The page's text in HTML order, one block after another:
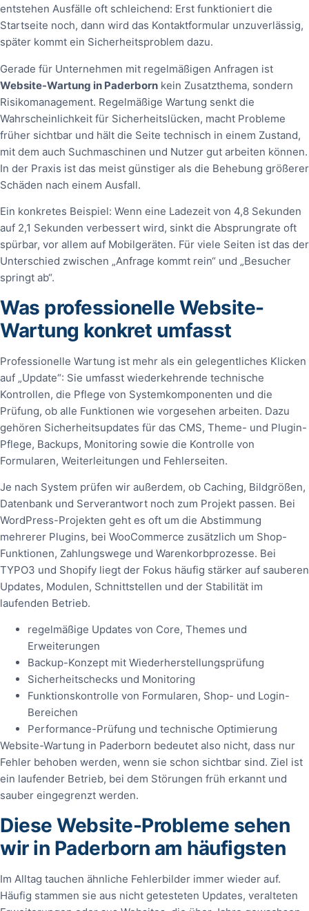
entstehen Ausfälle oft schleichend: Erst funktioniert die
Startseite noch, dann wird das Kontaktformular unzuverlässig,
später kommt ein Sicherheitsproblem dazu.
Gerade für Unternehmen mit regelmäßigen Anfragen ist
Website-Wartung in Paderborn kein Zusatzthema, sondern
Risikomanagement. Regelmäßige Wartung senkt die
Wahrscheinlichkeit für Sicherheitslücken, macht Probleme
früher sichtbar und hält die Seite technisch in einem Zustand,
mit dem auch Suchmaschinen und Nutzer gut arbeiten können.
In der Praxis ist das meist günstiger als die Behebung größerer
Schäden nach einem Ausfall.
Ein konkretes Beispiel: Wenn eine Ladezeit von 4,8 Sekunden
auf 2,1 Sekunden verbessert wird, sinkt die Absprungrate oft
spürbar, vor allem auf Mobilgeräten. Für viele Seiten ist das der
Unterschied zwischen „Anfrage kommt rein“ und „Besucher
springt ab“.
Was professionelle Website-
Wartung konkret umfasst
Professionelle Wartung ist mehr als ein gelegentliches Klicken
auf „Update“: Sie umfasst wiederkehrende technische
Kontrollen, die Pflege von Systemkomponenten und die
Prüfung, ob alle Funktionen wie vorgesehen arbeiten. Dazu
gehören Sicherheitsupdates für das CMS, Theme- und Plugin-
Pflege, Backups, Monitoring sowie die Kontrolle von
Formularen, Weiterleitungen und Fehlerseiten.
Je nach System prüfen wir außerdem, ob Caching, Bildgrößen,
Datenbank und Serverantwort noch zum Projekt passen. Bei
WordPress-Projekten geht es oft um die Abstimmung
mehrerer Plugins, bei WooCommerce zusätzlich um Shop-
Funktionen, Zahlungswege und Warenkorbprozesse. Bei
TYPO3 und Shopify liegt der Fokus häufig stärker auf sauberen
Updates, Modulen, Schnittstellen und der Stabilität im
laufenden Betrieb.
regelmäßige Updates von Core, Themes und
Erweiterungen
Backup-Konzept mit Wiederherstellungsprüfung
Sicherheitschecks und Monitoring
Funktionskontrolle von Formularen, Shop- und Login-
Bereichen
Performance-Prüfung und technische Optimierung
Website-Wartung in Paderborn bedeutet also nicht, dass nur
Fehler behoben werden, wenn sie schon sichtbar sind. Ziel ist
ein laufender Betrieb, bei dem Störungen früh erkannt und
sauber eingegrenzt werden.
Diese Website-Probleme sehen
wir in Paderborn am häufigsten
Im Alltag tauchen ähnliche Fehlerbilder immer wieder auf.
Häufig stammen sie aus nicht getesteten Updates, veralteten